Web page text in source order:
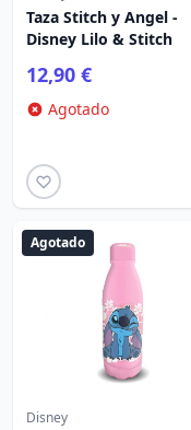
Taza Stitch y Angel -
Disney Lilo & Stitch
12,90 €
Agotado
Agotado
Disney